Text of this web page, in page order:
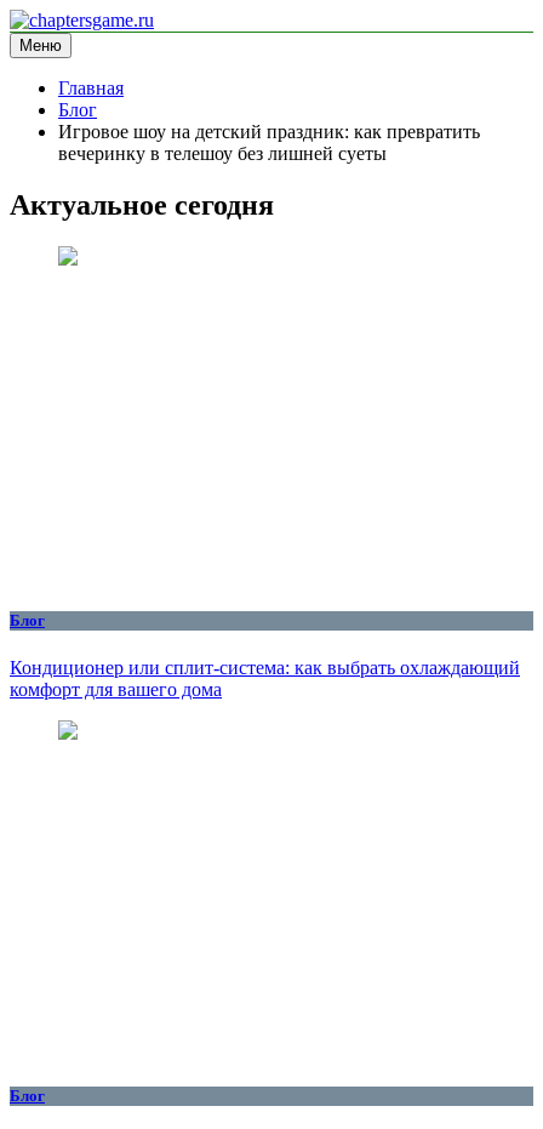
Перейти
к
содержимому
chaptersgame.ru
информационный сайт
Меню
Главная
Блог
Игровое шоу на детский праздник: как превратить
вечеринку в телешоу без лишней суеты
Актуальное сегодня
Блог
Кондиционер или сплит-система: как выбрать охлаждающий
комфорт для вашего дома
Блог